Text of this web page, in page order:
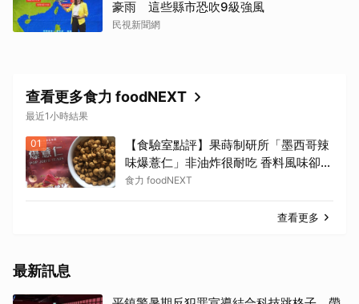
豪雨 這些縣市恐吹9級強風
民視新聞網
查看更多食力 foodNEXT
最近1小時結果
01
【食驗室點評】果蒔制研所「墨西哥辣
味爆薏仁」非油炸很耐吃 香料風味卻蓋
過辣味特色
食力 foodNEXT
查看更多
最新訊息